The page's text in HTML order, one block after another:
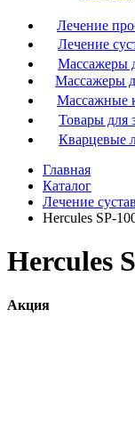
Лечение
Лечение
Массажеры
Массажеры
Массажные
Товары для
Кварцевые
Главная
Каталог
Лечение
Hercules SP-
Hercules
Акция